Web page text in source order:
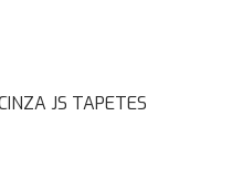
JS TAPETES